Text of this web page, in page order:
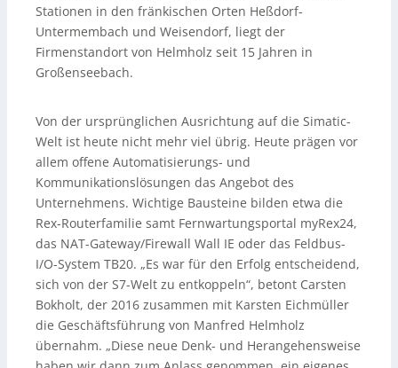
Stationen in den fränkischen Orten Heßdorf-
Untermembach und Weisendorf, liegt der
Firmenstandort von Helmholz seit 15 Jahren in
Großenseebach.
Von der ursprünglichen Ausrichtung auf die Simatic-
Welt ist heute nicht mehr viel übrig. Heute prägen vor
allem offene Automatisierungs- und
Kommunikationslösungen das Angebot des
Unternehmens. Wichtige Bausteine bilden etwa die
Rex-Routerfamilie samt Fernwartungsportal myRex24,
das NAT-Gateway/Firewall Wall IE oder das Feldbus-
I/O-System TB20. „Es war für den Erfolg entscheidend,
sich von der S7-Welt zu entkoppeln“, betont Carsten
Bokholt, der 2016 zusammen mit Karsten Eichmüller
die Geschäftsführung von Manfred Helmholz
übernahm. „Diese neue Denk- und Herangehensweise